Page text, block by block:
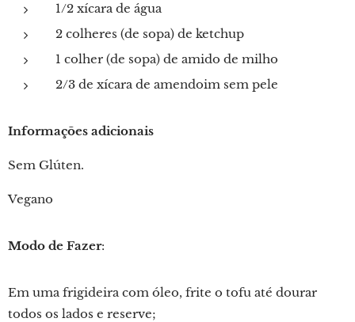
1/2 xícara de água
2 colheres (de sopa) de ketchup
1 colher (de sopa) de amido de milho
2/3 de xícara de amendoim sem pele
Informações adicionais
Sem Glúten.
Vegano
Modo de Fazer:
Em uma frigideira com óleo, frite o tofu até dourar
todos os lados e reserve;